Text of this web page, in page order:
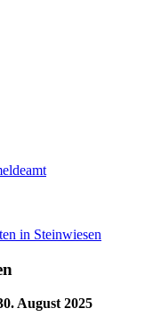
in Steinwiesen
August 2025